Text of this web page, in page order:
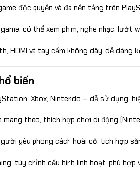
độc quyền và đa nền tảng trên
có thể xem phim, nghe nhạc, lướt
HDMI và tay cầm không dây, dễ dàng
biến
Xbox, Nintendo – dễ sử dụng,
mang theo, thích hợp chơi di động
yêu phong cách hoài cổ, tích hợp
tùy chỉnh cấu hình linh hoạt, phù hợp